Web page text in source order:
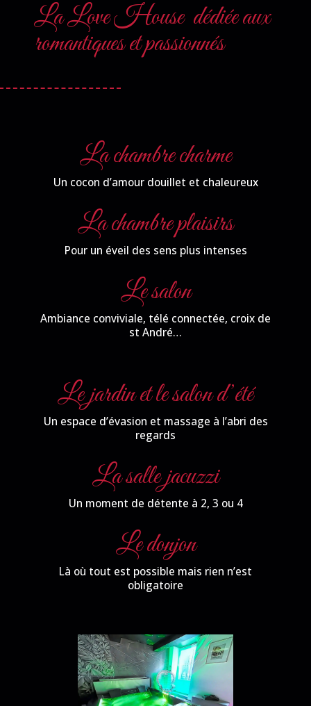
La Love House dédiée aux
romantiques et passionnés
La chambre charme
Un cocon d’amour douillet et chaleureux
La chambre plaisirs
Pour un éveil des sens plus intenses
Le salon
Ambiance conviviale, télé connectée, croix de
st André…
Le jardin et le salon d’été
Un espace d’évasion et massage à l’abri des
regards
La salle jacuzzi
Un moment de détente à 2, 3 ou 4
Le donjon
Là où tout est possible mais rien n’est
obligatoire